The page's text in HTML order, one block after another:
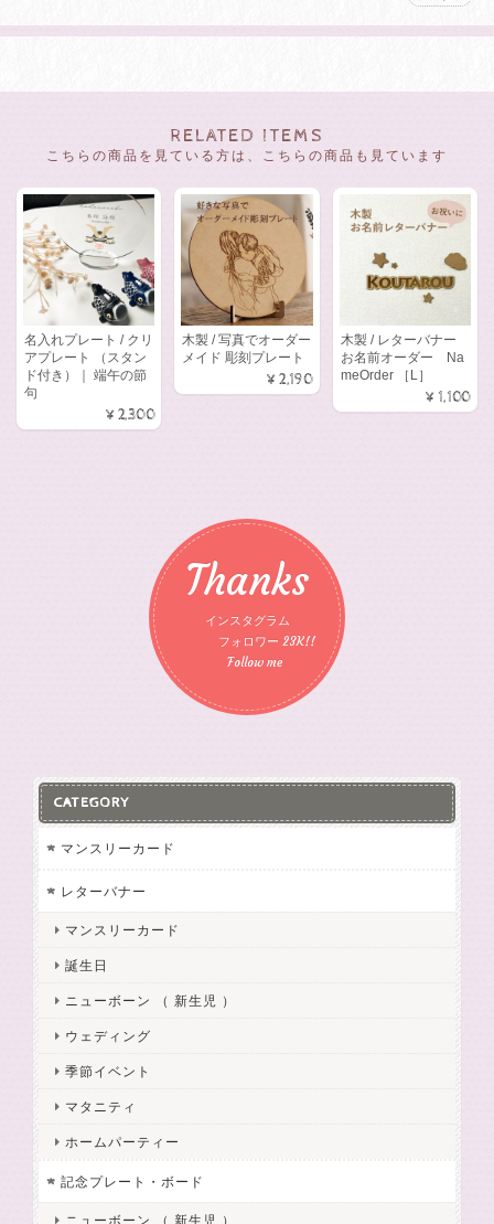
RELATED ITEMS
こちらの商品を見ている方は、こちらの商品も見ています
名入れプレート / クリ
アプレート （スタン
ド付き）｜ 端午の節
句
¥2,300
木製 / 写真でオーダー
メイド 彫刻プレート
¥2,190
木製 / レターバナー
お名前オーダー Na
meOrder ［L］
¥1,100
Thanks
インスタグラム
フォロワー 23K!!
Follow me
CATEGORY
マンスリーカード
レターバナー
マンスリーカード
誕生日
ニューボーン （ 新生児 ）
ウェディング
季節イベント
マタニティ
ホームパーティー
記念プレート・ボード
ニューボーン （ 新生児 ）